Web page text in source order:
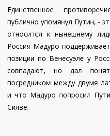
Единственное
публично упомянул Путин, -
относится к нынешнему
Россия Мадуро
позиции по Венесуэле у
совпадают, но дал
посредником между двумя
и что Мадуро попросил
Силве.